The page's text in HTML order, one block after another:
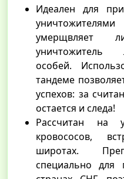
Идеален для
умерщвляет
уничтожитель
особей.
тандеме
успехов: за
остается и следа!
Рассчитан на
кровососов,
широтах.
специально